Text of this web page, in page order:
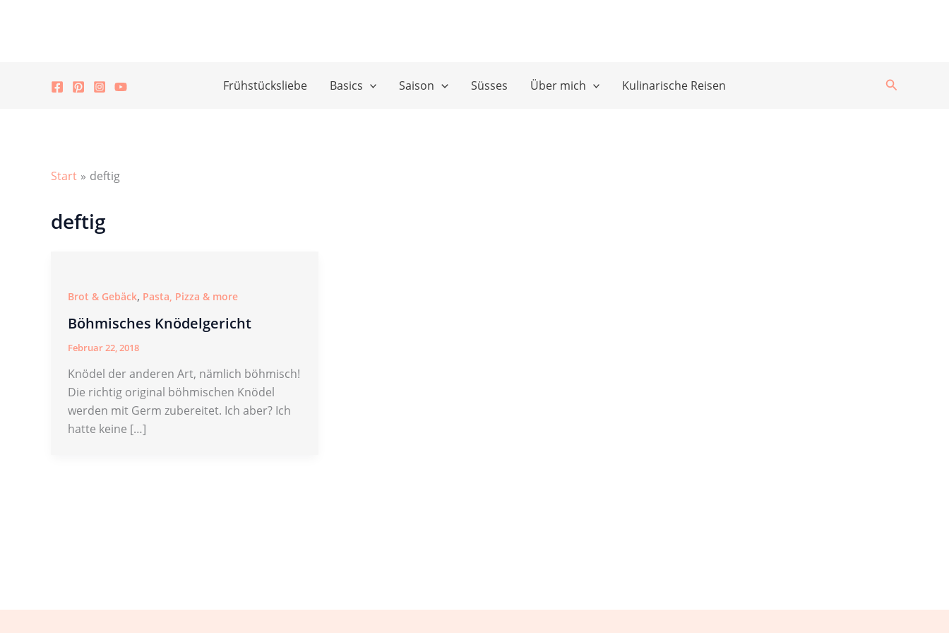
Frühstücksliebe Basics Saison Süsses Über mich Kulinarische Reisen Suchen
Start deftig
deftig
Brot & Gebäck, Pasta, Pizza & more
Böhmisches Knödelgericht
Februar 22, 2018
Knödel der anderen Art, nämlich böhmisch!
Die richtig original böhmischen Knödel
werden mit Germ zubereitet. Ich aber? Ich
hatte keine […]